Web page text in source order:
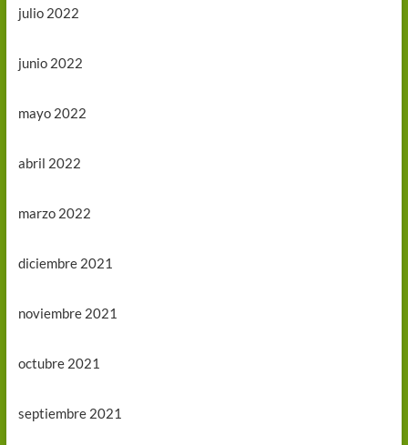
julio 2022
junio 2022
mayo 2022
abril 2022
marzo 2022
diciembre 2021
noviembre 2021
octubre 2021
septiembre 2021